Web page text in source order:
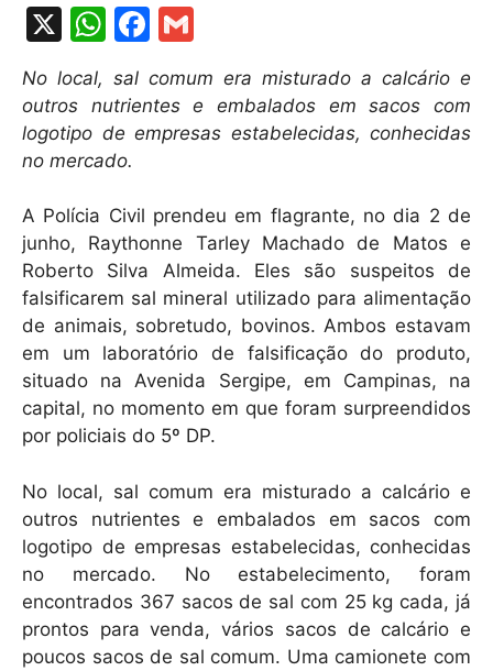
X
W
at
s
A
p
p
F
c
e
o
o
k
ai
l
No local, sal comum era misturado a calcário e
outros nutrientes e embalados em sacos com
logotipo de empresas estabelecidas, conhecidas
no mercado.
A Polícia Civil prendeu em flagrante, no dia 2 de
junho, Raythonne Tarley Machado de Matos e
Roberto Silva Almeida. Eles são suspeitos de
falsificarem sal mineral utilizado para alimentação
de animais, sobretudo, bovinos. Ambos estavam
em um laboratório de falsificação do produto,
situado na Avenida Sergipe, em Campinas, na
capital, no momento em que foram surpreendidos
por policiais do 5º DP.
No local, sal comum era misturado a calcário e
outros nutrientes e embalados em sacos com
logotipo de empresas estabelecidas, conhecidas
no mercado. No estabelecimento, foram
encontrados 367 sacos de sal com 25 kg cada, já
prontos para venda, vários sacos de calcário e
poucos sacos de sal comum. Uma camionete com